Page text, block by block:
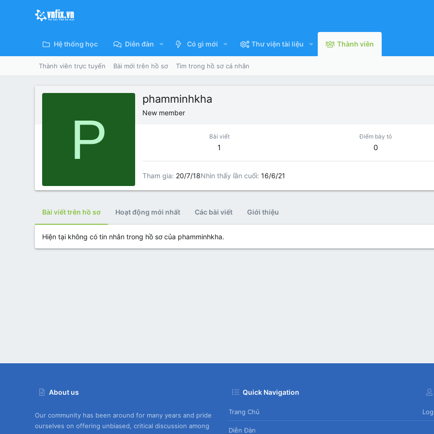
Hệ thống học Diễn đàn Có gì mới Thư viện tài liệu Thành viên
Thành viên trực tuyến Bài mới trên hồ sơ Tìm trong hồ sơ cá nhân
P
phamminhkha
New member
Bài viết
1
Điểm bày tỏ
0
Tham gia 20/7/18Nhìn thấy lần cuối 16/6/21
Bài viết trên hồ sơ Hoạt động mới nhất Các bài viết Giới thiệu
Hiện tại không có tin nhắn trong hồ sơ của phamminhkha.
About us
Our community has been around for many years and pride
ourselves on offering unbiased, critical discussion among
Quick Navigation
Trang Chủ
Diễn Đàn